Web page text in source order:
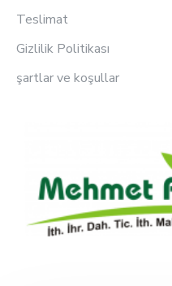
Teslimat
Gizlilik Politikası
şartlar ve koşullar